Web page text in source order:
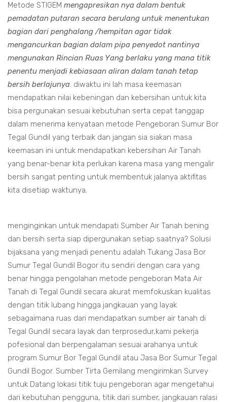
Metode STIGEM mengapresikan nya dalam bentuk
pemadatan putaran secara berulang untuk menentukan
bagian dari penghalang /hempitan agar tidak
mengancurkan bagian dalam pipa penyedot nantinya
mengunakan Rincian Ruas Yang berlaku yang mana titik
penentu menjadi kebiasaan aliran dalam tanah tetap
bersih berlajunya. diwaktu ini lah masa keemasan
mendapatkan nilai kebeningan dan kebersihan untuk kita
bisa pergunakan sesuai kebutuhan serta cepat tanggap
dalam menerima kenyataan metode Pengeboran Sumur Bor
Tegal Gundil yang terbaik dan jangan sia siakan masa
keemasan ini untuk mendapatkan kebersihan Air Tanah
yang benar-benar kita perlukan karena masa yang mengalir
bersih sangat penting untuk membentuk jalanya aktifitas
kita disetiap waktunya.
menginginkan untuk mendapati Sumber Air Tanah bening
dan bersih serta siap dipergunakan setiap saatnya? Solusi
bijaksana yang menjadi penentu adalah Tukang Jasa Bor
Sumur Tegal Gundil Bogor itu sendiri dengan cara yang
benar hingga pengolahan metode pengeboran Mata Air
Tanah di Tegal Gundil secara akurat memfokuskan kualitas
dengan titik lubang hingga jangkauan yang layak
sebagaimana ruas dari mendapatkan sumber air tanah di
Tegal Gundil secara layak dan terprosedur,kami pekerja
pofesional dan berpengalaman sesuai arahanya untuk
program Sumur Bor Tegal Gundil atau Jasa Bor Sumur Tegal
Gundil Bogor. Sumber Tirta Gemilang mengirimkan Survey
untuk Datang lokasi titik tuju pengeboran agar mengetahui
dari kebutuhan pengguna, titik dari sumber, jangkauan ralasi